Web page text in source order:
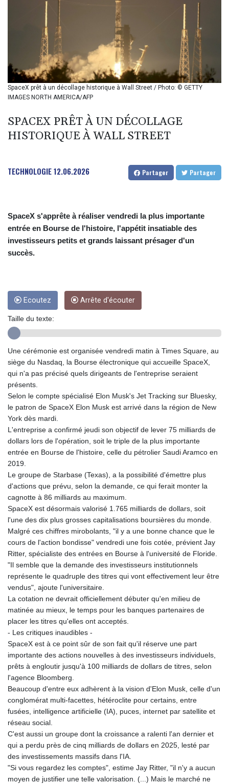
BIF 2993.650463
BMD 1
BND 1.281271
BOB 11.884005
BRL 5.099202
BSD 0.999879
BTN 95.145572
BWP 13.496235
BZD 2.010921
CLF 0.023176
COP 3162.97
CRC 454.53954
CUC 1
EGP 49.778797
ETB 161.383609
EUR 0.86693
FJD 2.21395
GBP 0.743525
GEL 2.614999
GHS 11.733937
GIP 0.743241
GMD 73.99976
8782.057677
GTQ 7.628986
HKD 7.84493
HNL 26.799903
HRK 6.5335
HTG 130.738004
HUF 315.983502
IDR 17848
ILS 3.00202
INR 95.21305
IQD 1309.80882
ISK 123.620252
JEP 0.743241
JMD 158.790465
JPY 158.328497
KES 129.402481
KGS 87.450304
4061.274765
KMF 426.999937
1415.960098
KWD 0.30888
SpaceX prêt à un décollage historique à Wall Street / Photo: © GETTY
IMAGES NORTH AMERICA/AFP
SPACEX PRÊT À UN DÉCOLLAGE
HISTORIQUE À WALL STREET
TECHNOLOGIE12.06.2026 Partager Partager
SpaceX s'apprête à réaliser vendredi la plus importante
entrée en Bourse de l'histoire, l'appétit insatiable des
investisseurs petits et grands laissant présager d'un
succès.
Ecoutez Arrête d'écouter
Taille du texte:
Une cérémonie est organisée vendredi matin à Times Square, au
siège du Nasdaq, la Bourse électronique qui accueille SpaceX,
qui n'a pas précisé quels dirigeants de l'entreprise seraient
présents.
Selon le compte spécialisé Elon Musk's Jet Tracking sur Bluesky,
le patron de SpaceX Elon Musk est arrivé dans la région de New
York dès mardi.
L'entreprise a confirmé jeudi son objectif de lever 75 milliards de
dollars lors de l'opération, soit le triple de la plus importante
entrée en Bourse de l'histoire, celle du pétrolier Saudi Aramco en
2019.
Le groupe de Starbase (Texas), a la possibilité d'émettre plus
d'actions que prévu, selon la demande, ce qui ferait monter la
cagnotte à 86 milliards au maximum.
SpaceX est désormais valorisé 1.765 milliards de dollars, soit
l'une des dix plus grosses capitalisations boursières du monde.
Malgré ces chiffres mirobolants, "il y a une bonne chance que le
cours de l'action bondisse" vendredi une fois cotée, prévient Jay
Ritter, spécialiste des entrées en Bourse à l'université de Floride.
"Il semble que la demande des investisseurs institutionnels
représente le quadruple des titres qui vont effectivement leur être
vendus", ajoute l'universitaire.
La cotation ne devrait officiellement débuter qu'en milieu de
matinée au mieux, le temps pour les banques partenaires de
placer les titres qu'elles ont acceptés.
- Les critiques inaudibles -
SpaceX est à ce point sûr de son fait qu'il réserve une part
importante des actions nouvelles à des investisseurs individuels,
prêts à engloutir jusqu'à 100 milliards de dollars de titres, selon
l'agence Bloomberg.
Beaucoup d'entre eux adhèrent à la vision d'Elon Musk, celle d'un
conglomérat multi-facettes, hétéroclite pour certains, entre
fusées, intelligence artificielle (IA), puces, internet par satellite et
réseau social.
C'est aussi un groupe dont la croissance a ralenti l'an dernier et
qui a perdu près de cinq milliards de dollars en 2025, lesté par
des investissements massifs dans l'IA.
"Si vous regardez les comptes", estime Jay Ritter, "il n'y a aucun
moyen de justifier une telle valorisation. (...) Mais le marché ne